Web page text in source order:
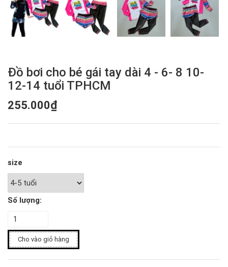
Đồ bơi cho bé gái tay dài 4 - 6- 8 10-
12-14 tuổi TPHCM
255.000₫
size
Số lượng:
Cho vào giỏ hàng